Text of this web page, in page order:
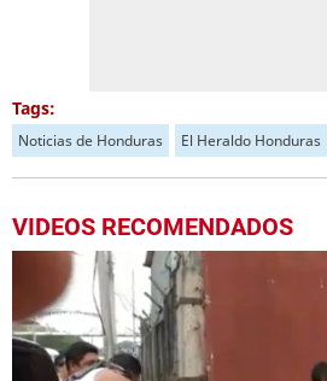
Tags:
Noticias de Honduras El Heraldo Honduras
VIDEOS RECOMENDADOS